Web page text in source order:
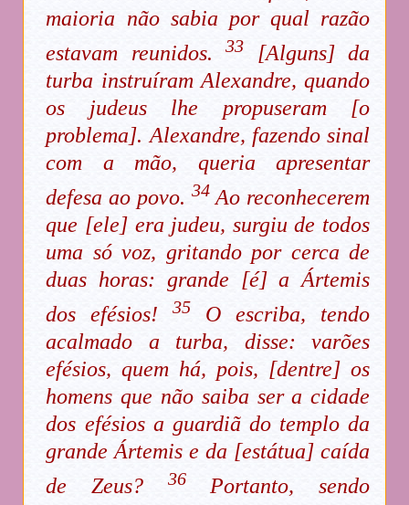
maioria não sabia por qual razão
estavam reunidos.33
[Alguns] da
turba instruíram Alexandre, quando
os judeus lhe propuseram [o
problema]. Alexandre, fazendo sinal
com a mão, queria apresentar
defesa ao povo. 34Ao reconhecerem
que [ele] era judeu, surgiu de todos
uma só voz, gritando por cerca de
duas horas: grande [é] a Ártemis
dos efésios!35
O escriba, tendo
acalmado a turba, disse: varões
efésios, quem há, pois, [dentre] os
homens que não saiba ser a cidade
dos efésios a guardiã do templo da
grande Ártemis e da [estátua] caída
de Zeus?
36Portanto, sendo